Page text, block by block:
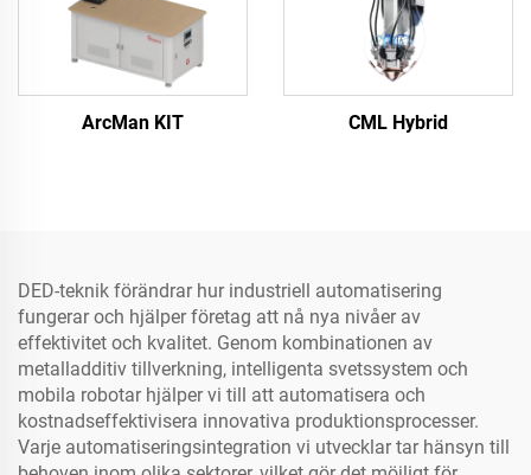
ArcMan KIT CML Hybrid
DED-teknik förändrar hur industriell automatisering
fungerar och hjälper företag att nå nya nivåer av
effektivitet och kvalitet. Genom kombinationen av
metalladditiv tillverkning, intelligenta svetssystem och
mobila robotar hjälper vi till att automatisera och
kostnadseffektivisera innovativa produktionsprocesser.
Varje automatiseringsintegration vi utvecklar tar hänsyn till